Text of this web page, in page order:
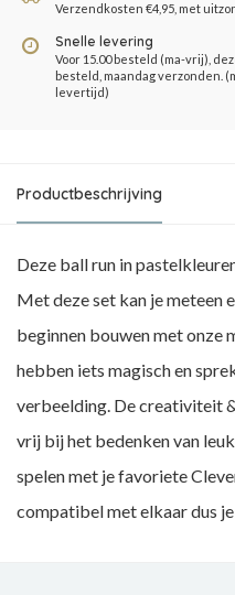
Verzendkosten €4,95, met
Snelle levering
Voor 15.00 besteld (ma-vrij),
besteld, maandag verzonden.
levertijd)
Productbeschrijving
Deze ball run in
Met deze set kan je meteen
beginnen bouwen met onze
hebben iets magisch en
verbeelding. De creativiteit
vrij bij het bedenken van
spelen met je favoriete
compatibel met elkaar dus